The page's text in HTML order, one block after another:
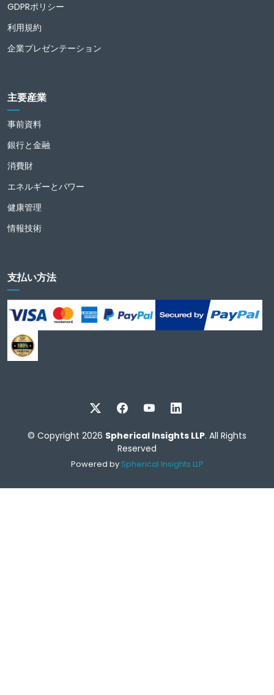
GDPRポリシー
利用規約
企業プレゼンテーション
主要産業
事前資料
銀行と金融
消費財
エネルギーとパワー
健康管理
情報技術
支払い方法
© Copyright 2026 Spherical Insights LLP. All Rights
Reserved
Powered by Spherical Insights LLP